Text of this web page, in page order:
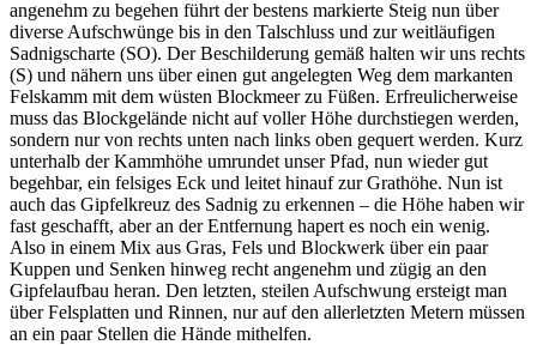
angenehm zu begehen führt der bestens markierte Steig nun über
diverse Aufschwünge bis in den Talschluss und zur weitläufigen
Sadnigscharte (SO). Der Beschilderung gemäß halten wir uns rechts
(S) und nähern uns über einen gut angelegten Weg dem markanten
Felskamm mit dem wüsten Blockmeer zu Füßen. Erfreulicherweise
muss das Blockgelände nicht auf voller Höhe durchstiegen werden,
sondern nur von rechts unten nach links oben gequert werden. Kurz
unterhalb der Kammhöhe umrundet unser Pfad, nun wieder gut
begehbar, ein felsiges Eck und leitet hinauf zur Grathöhe. Nun ist
auch das Gipfelkreuz des Sadnig zu erkennen – die Höhe haben wir
fast geschafft, aber an der Entfernung hapert es noch ein wenig.
Also in einem Mix aus Gras, Fels und Blockwerk über ein paar
Kuppen und Senken hinweg recht angenehm und zügig an den
Gipfelaufbau heran. Den letzten, steilen Aufschwung ersteigt man
über Felsplatten und Rinnen, nur auf den allerletzten Metern müssen
an ein paar Stellen die Hände mithelfen.